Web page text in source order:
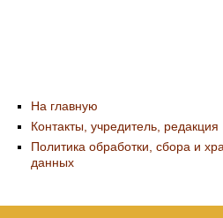
На главную
Контакты, учредитель, редакция
Политика обработки, сбора и
данных